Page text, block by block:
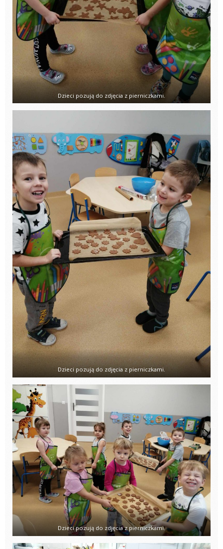
Dzieci pozują do zdjęcia z pierniczkami.
Dzieci pozują do zdjęcia z pierniczkami.
Dzieci pozują do zdjęcia z pierniczkami.